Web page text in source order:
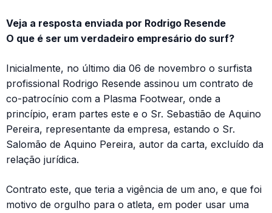
Veja a resposta enviada por Rodrigo Resende
O que é ser um verdadeiro empresário do surf?
Inicialmente, no último dia 06 de novembro o surfista
profissional Rodrigo Resende assinou um contrato de
co-patrocínio com a Plasma Footwear, onde a
princípio, eram partes este e o Sr. Sebastião de Aquino
Pereira, representante da empresa, estando o Sr.
Salomão de Aquino Pereira, autor da carta, excluído da
relação jurídica.
Contrato este, que teria a vigência de um ano, e que foi
motivo de orgulho para o atleta, em poder usar uma